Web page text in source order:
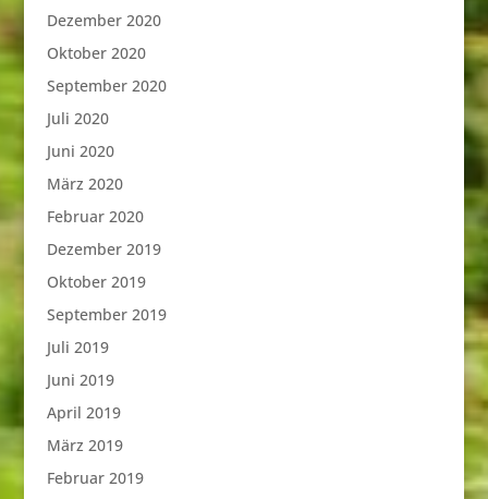
Dezember 2020
Oktober 2020
September 2020
Juli 2020
Juni 2020
März 2020
Februar 2020
Dezember 2019
Oktober 2019
September 2019
Juli 2019
Juni 2019
April 2019
März 2019
Februar 2019